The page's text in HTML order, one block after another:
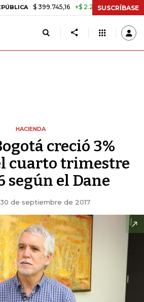
$ 399.745,16 +$ 2.295,71 +0,58% TASA
SUSCRÍBASE
HACIENDA
creció 3%
cuarto trimestre
según el Dane
de septiembre de 2017